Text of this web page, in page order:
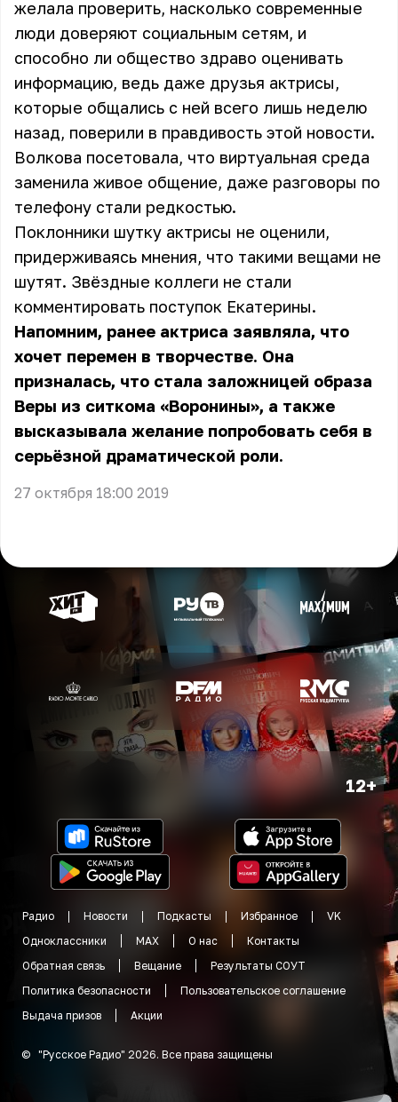
желала проверить, насколько современные
люди доверяют социальным сетям, и
способно ли общество здраво оценивать
информацию, ведь даже друзья актрисы,
которые общались с ней всего лишь неделю
назад, поверили в правдивость этой новости.
Волкова посетовала, что виртуальная среда
заменила живое общение, даже разговоры по
телефону стали редкостью.
Поклонники шутку актрисы не оценили,
придерживаясь мнения, что такими вещами не
шутят. Звёздные коллеги не стали
комментировать поступок Екатерины.
Напомним, ранее актриса заявляла, что
хочет перемен в творчестве. Она
призналась, что стала заложницей образа
Веры из ситкома «Воронины», а также
высказывала желание попробовать себя в
серьёзной драматической роли.
27 октября 18:00 2019
12+
Радио Новости Подкасты Избранное
VK
Одноклассники
MAX О нас
Контакты
Обратная связь
Вещание
Результаты СОУТ
Политика безопасности
Пользовательское соглашение
Выдача призов
Акции
© "Русское Радио" 2026. Все права защищены